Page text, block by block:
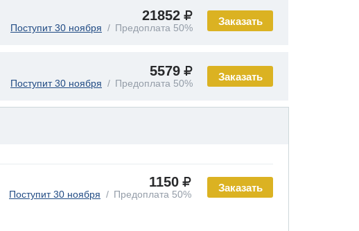
Заказать
21852
Поступит 30 ноября Предоплата 50%
Заказать
5579
Поступит 30 ноября Предоплата 50%
Заказать
1150
Поступит 30 ноября Предоплата 50%